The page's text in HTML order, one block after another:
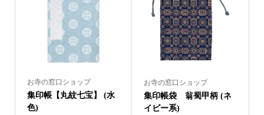
お寺の窓口ショップ
集印帳【丸紋七宝】 (水
色)
お寺の窓口ショップ
集印帳袋 翁蜀甲柄 (ネ
イビー系)